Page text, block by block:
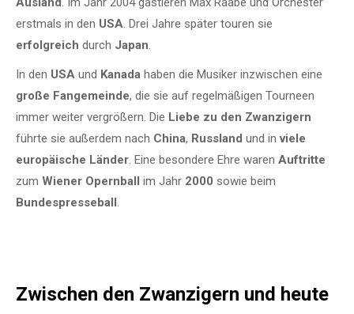
erstmals in den USA. Drei Jahre später touren sie
erfolgreich durch Japan.
In den USA und Kanada haben die Musiker inzwischen eine
große Fangemeinde, die sie auf regelmäßigen Tourneen
immer weiter vergrößern. Die Liebe zu den Zwanzigern
führte sie außerdem nach China, Russland und inviele
europäische Länder. Eine besondere Ehre waren Auftritte
zum Wiener Opernball im Jahr 2000 sowie beim
Bundespresseball.
Zwischen den Zwanzigern und heute